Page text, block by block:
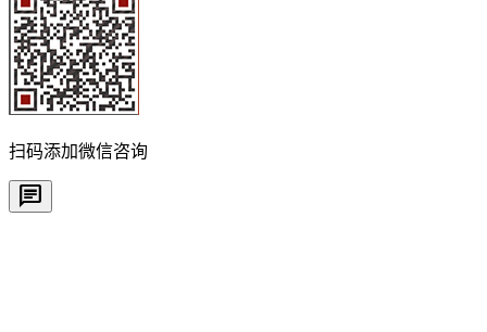
扫码添加微信咨询
chat